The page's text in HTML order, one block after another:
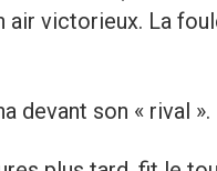
air victorieux. La
devant son « rival ».